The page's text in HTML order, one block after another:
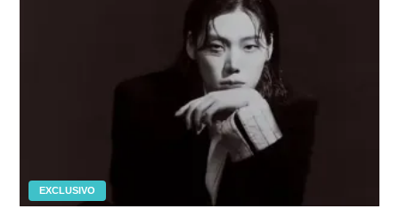
EXCLUSIVO